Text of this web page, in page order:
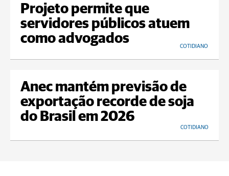
Projeto permite que
servidores públicos atuem
como advogados
COTIDIANO
Anec mantém previsão de
exportação recorde de soja
do Brasil em 2026
COTIDIANO